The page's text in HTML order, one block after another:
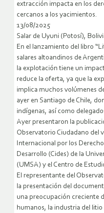
extracción impacta en los
cercanos a los yacimientos.
13/08/2025
Salar de Uyuni (Potosí),
En el lanzamiento del libro
salares altoandinos de
la explotación tiene un
reduce la oferta, ya que la
implica muchos volúmenes
ayer en Santiago de Chile,
indígenas, así como
Ayer presentaron la
Observatorio Ciudadano del
Internacional por los
Desarrollo (Cides) de la
(UMSA) y el Centro de
El representante del
la presentación del
una preocupación creciente
humanos, la industria del litio